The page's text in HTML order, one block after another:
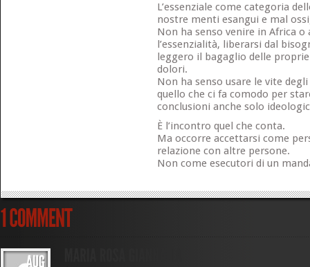
L’essenziale come categoria
nostre menti esangui e mal
Non ha senso venire in Africa
l’essenzialità, liberarsi dal
leggero il bagaglio delle
dolori.
Non ha senso usare le vite
quello che ci fa comodo per
conclusioni anche solo
È l’incontro quel che conta.
Ma occorre accettarsi come
relazione con altre persone.
Non come esecutori di un